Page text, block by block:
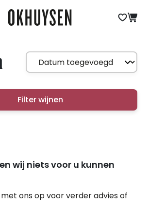
Filter wijnen
wij niets voor u kunnen
ons op voor verder advies of